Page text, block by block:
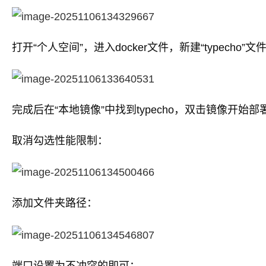
打开“个人空间”，进入docker文件，新建“typecho”文件
完成后在“本地镜像”中找到typecho，双击镜像开始部
取消勾选性能限制：
添加文件夹路径：